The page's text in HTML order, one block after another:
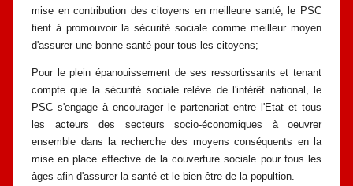
mise encontribution des citoyens en meilleure santé, le PSC
tient à promouvoir la sécurité sociale comme meilleur moyen
d'assurer une bonne santé pour tous les citoyens;
Pour le plein épanouissement de ses ressortissants et tenant
compte que lasécurité sociale relève de l'intérêt national, le
PSC s'engage à encourager le partenariat entre l'Etat et tous
les acteurs des secteurs socio-économiques à oeuvrer
ensemble dans la recherche des moyens conséquents en la
mise en place effective de la couverture sociale pour tous les
âges afin d'assurer la santé et le bien-être de la popultion.